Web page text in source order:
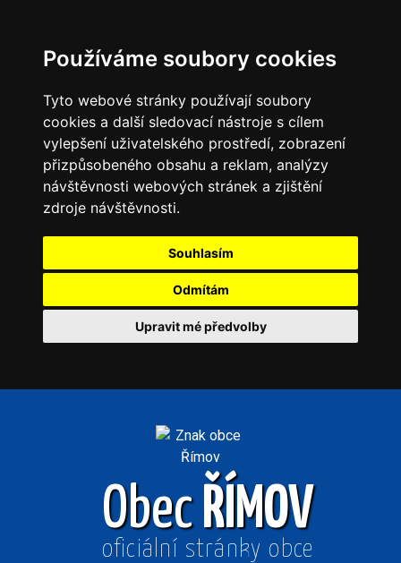
Používáme soubory cookies
Tyto webové stránky používají soubory
cookies a další sledovací nástroje s cílem
vylepšení uživatelského prostředí, zobrazení
přizpůsobeného obsahu a reklam, analýzy
návštěvnosti webových stránek a zjištění
zdroje návštěvnosti.
Souhlasím
Odmítám
Upravit mé předvolby
ObecŘÍMOV
oficiální stránky obce